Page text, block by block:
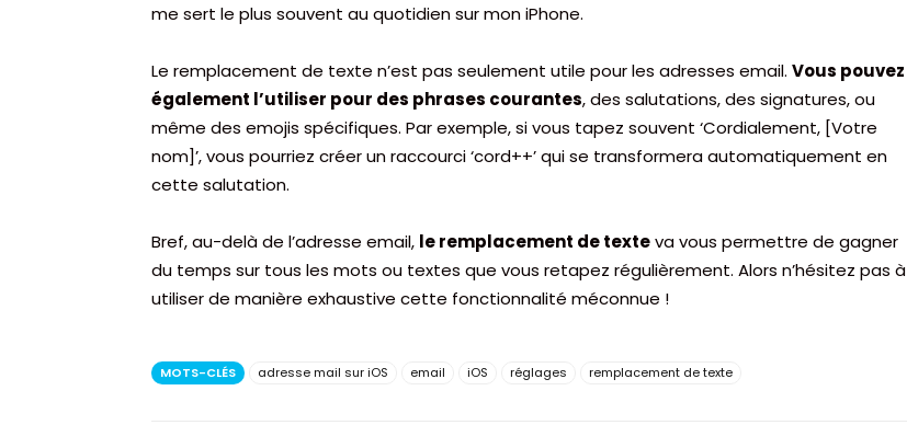
me sert le plus souvent au quotidien sur mon iPhone.
Le remplacement de texte n’est pas seulement utile pour les adresses email. Vous pouvez
également l’utiliser pour des phrases courantes, des salutations, des signatures, ou
même des emojis spécifiques. Par exemple, si vous tapez souvent ‘Cordialement, [Votre
nom]’, vous pourriez créer un raccourci ‘cord++’ qui se transformera automatiquement en
cette salutation.
Bref, au-delà de l’adresse email, le remplacement de texteva vous permettre de gagner
du temps sur tous les mots ou textes que vous retapez régulièrement. Alors n’hésitez pas à
utiliser de manière exhaustive cette fonctionnalité méconnue !
MOTS-CLÉS adresse mail sur iOS email iOS réglages remplacement de texte